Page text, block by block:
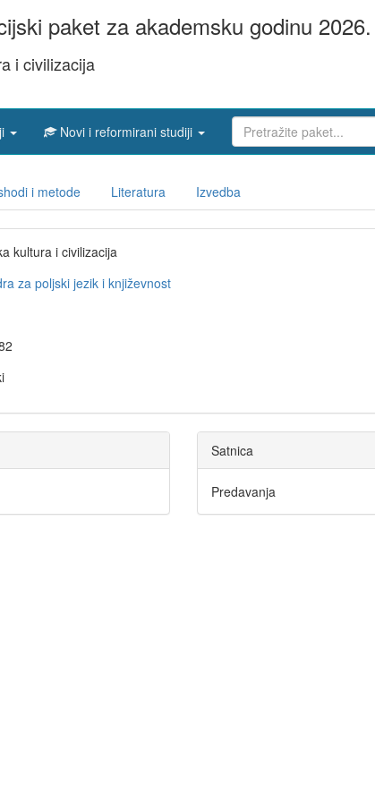
paket za akademsku godinu
i civilizacija
Novi i reformirani studiji
i metode Literatura Izvedba
kultura i civilizacija
za poljski jezik i književnost
Satnica
Predavanja